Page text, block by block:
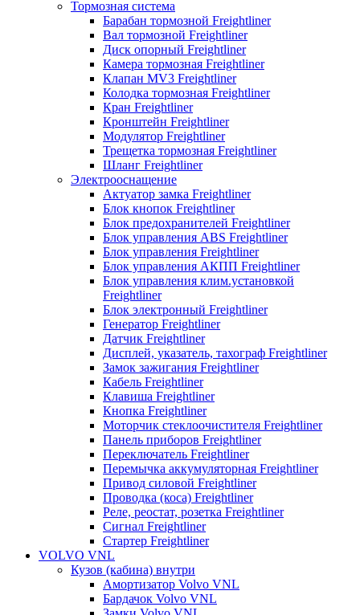
Тормозная система
Барабан тормозной Freightliner
Вал тормозной Freightliner
Диск опорный Freightliner
Камера тормозная Freightliner
Клапан MV3 Freightliner
Колодка тормозная Freightliner
Кран Freightliner
Кронштейн Freightliner
Модулятор Freightliner
Трещетка тормозная Freightliner
Шланг Freightliner
Электрооснащение
Актуатор замка Freightliner
Блок кнопок Freightliner
Блок предохранителей Freightliner
Блок управления ABS Freightliner
Блок управления Freightliner
Блок управления АКПП Freightliner
Блок управления клим.установкой
Freightliner
Блок электронный Freightliner
Генератор Freightliner
Датчик Freightliner
Дисплей, указатель, тахограф Freightliner
Замок зажигания Freightliner
Кабель Freightliner
Клавиша Freightliner
Кнопка Freightliner
Моторчик стеклоочистителя Freightliner
Панель приборов Freightliner
Переключатель Freightliner
Перемычка аккумуляторная Freightliner
Привод силовой Freightliner
Проводка (коса) Freightliner
Реле, реостат, розетка Freightliner
Сигнал Freightliner
Стартер Freightliner
VOLVO VNL
Кузов (кабина) внутри
Амортизатор Volvo VNL
Бардачок Volvo VNL